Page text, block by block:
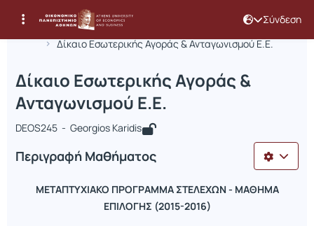
Σύνδεση
Αρχική Σελίδα
Δίκαιο Εσωτερικής Αγοράς & Ανταγωνισμού Ε.Ε.
Μάθημα : Δίκαιο Εσωτερικής
Κωδικός : DEOS245
Δίκαιο Εσωτερικής Αγοράς &
Ανταγωνισμού Ε.Ε.
DEOS245 - Georgios Karidis
Περιγραφή Μαθήματος
ΜΕΤΑΠΤΥΧΙΑΚΟ ΠΡΟΓΡΑΜΜΑ ΣΤΕΛΕΧΩΝ - ΜΑΘΗΜΑ
ΕΠΙΛΟΓΗΣ (2015-2016)